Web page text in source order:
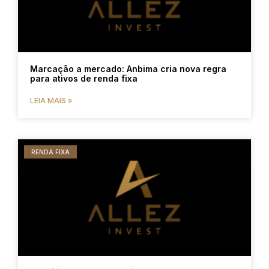
Marcação a mercado: Anbima cria nova regra
para ativos de renda fixa
LEIA MAIS »
RENDA FIXA